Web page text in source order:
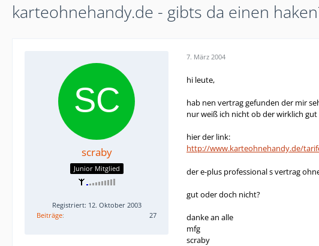
karteohnehandy.de - gibts da einen
scraby
Junior Mitglied
Registriert: 12. Oktober 2003
Beiträge
27
7. März 2004
hi leute,
hab nen vertrag gefunden der mir
nur weiß ich nicht ob der wirklich
hier der link:
http://www.karteohnehandy.de/
der e-plus professional s vertrag
gut oder doch nicht?
danke an alle
mfg
scraby